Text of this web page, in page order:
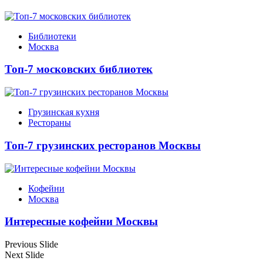
Библиотеки
Москва
Топ-7 московских библиотек
Грузинская кухня
Рестораны
Топ-7 грузинских ресторанов Москвы
Кофейни
Москва
Интересные кофейни Москвы
Previous Slide
Next Slide